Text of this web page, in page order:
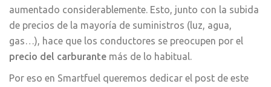
aumentado considerablemente. Esto, junto con la subida
de precios de la mayoría de suministros (luz, agua,
gas…), hace que los conductores se preocupen por el
precio del carburante más de lo habitual.
Por eso en Smartfuel queremos dedicar el post de este